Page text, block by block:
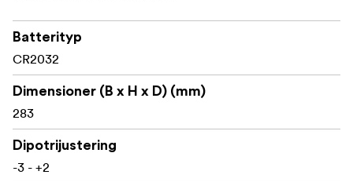
VEC-FDR taktiskt fiberkikarsikte
VEC-FDR-kikarsiktet kombinerar en ren G4-stil med
en fiberbelyst mittpunkt och enkel BDC,
skjutbanor och 3-Gun-tävlingar. Fiberpunkten
förblir mycket synlig även under det starkaste
solljuset.
Batterityp
CR2032
Dimensioner (B x H x D) (mm)
283
Dipotrijustering
-3 - +2